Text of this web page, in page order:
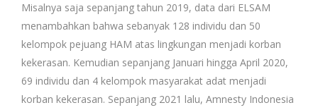
Misalnya saja sepanjang tahun 2019, data dari ELSAM
menambahkan bahwa sebanyak 128 individu dan 50
kelompok pejuang HAM atas lingkungan menjadi korban
kekerasan. Kemudian sepanjang Januari hingga April 2020,
69 individu dan 4 kelompok masyarakat adat menjadi
korban kekerasan. Sepanjang 2021 lalu, Amnesty Indonesia